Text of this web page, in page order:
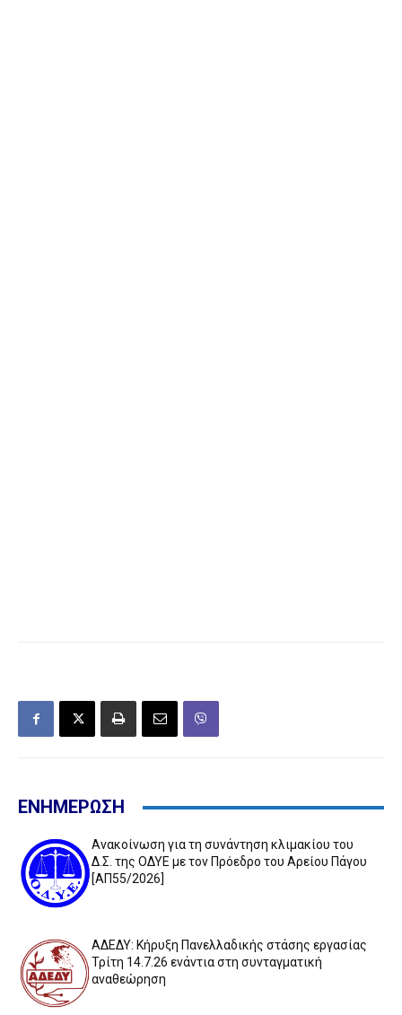
ΕΝΗΜΕΡΩΣΗ
Ανακοίνωση για τη συνάντηση κλιμακίου του
Δ.Σ. της ΟΔΥΕ με τον Πρόεδρο του Αρείου Πάγου
[ΑΠ55/2026]
ΑΔΕΔΥ: Κήρυξη Πανελλαδικής στάσης εργασίας
Τρίτη 14.7.26 ενάντια στη συνταγματική
αναθεώρηση